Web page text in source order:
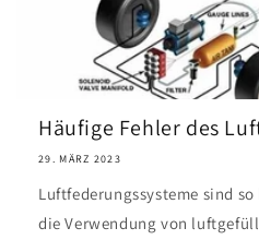
Häufige Fehler des
29. MÄRZ 2023
Luftfederungssysteme sind
die Verwendung von